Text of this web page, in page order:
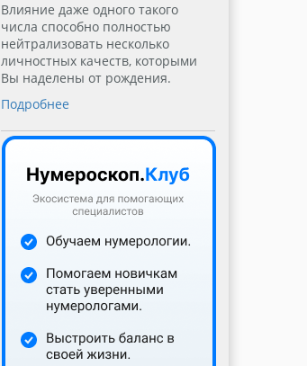
Влияние даже одного такого
числа способно полностью
нейтрализовать несколько
личностных качеств, которыми
Вы наделены от рождения.
Подробнее